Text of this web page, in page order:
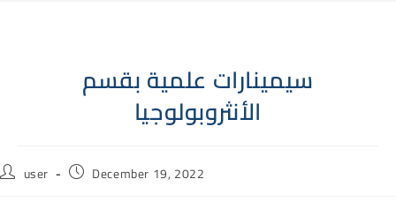
سيمينارات علمية بقسم
الأنثروبولوجيا
Postuser PostDecember 19, 2022